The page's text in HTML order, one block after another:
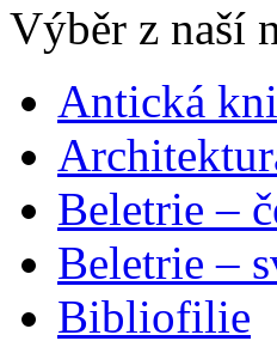
Výběr z naší
Antická
Beletrie –
Beletrie –
Bibliofilie